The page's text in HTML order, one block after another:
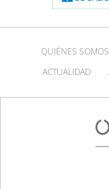
QUIÉNES SOMOS
ACTUALIDAD